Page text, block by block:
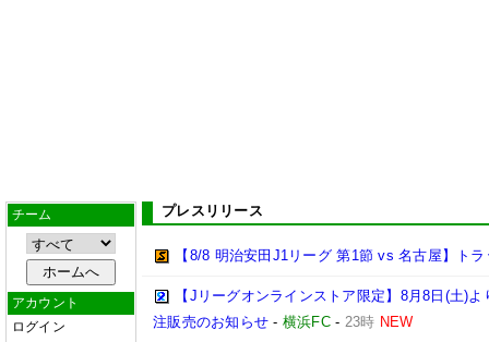
チーム
アカウント
ログイン
プレスリリース
【8/8 明治安田J1リーグ 第1節 vs 名古屋】ト
【Jリーグオンラインストア限定】8月8日(土)
注販売のお知らせ - 横浜FC - 23時 NEW